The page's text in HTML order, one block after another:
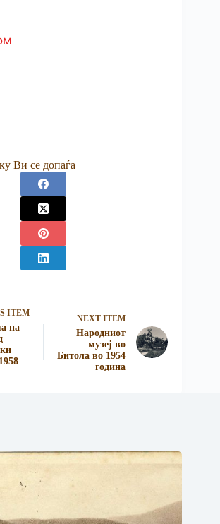
Ви се допаѓа
ITEM
на
NEXT ITEM
Народниот
музеј во
Битола во 1954
година